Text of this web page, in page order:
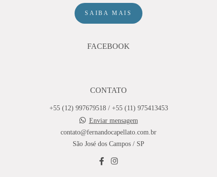
SAIBA MAIS
FACEBOOK
CONTATO
+55 (12) 997679518 / +55 (11) 975413453
Enviar mensagem
contato@fernandocapellato.com.br
São José dos Campos / SP